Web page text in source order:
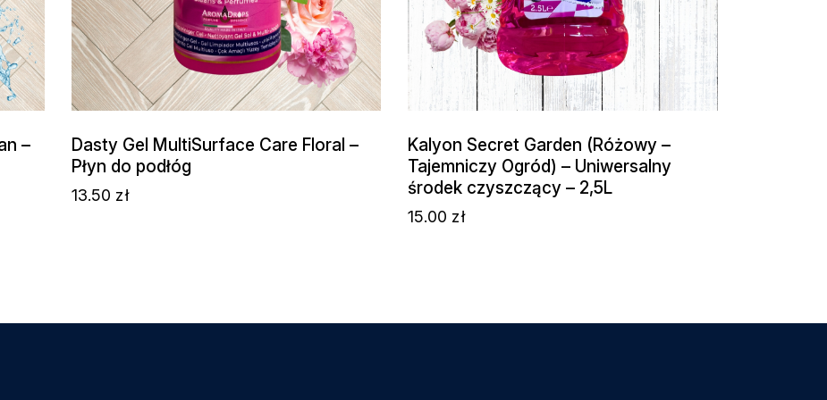
–
Dasty Gel MultiSurface Care Floral –
Płyn do podłóg
13.50 zł
Kalyon Secret Garden (Różowy –
Tajemniczy Ogród) – Uniwersalny
środek czyszczący – 2,5L
15.00 zł